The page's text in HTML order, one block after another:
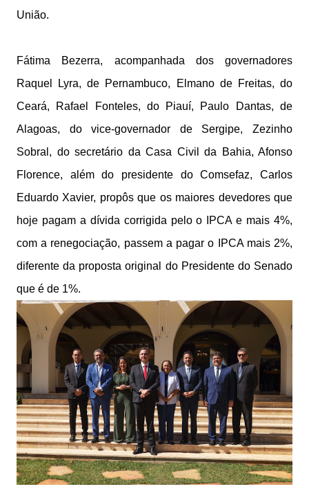
União.
Fátima Bezerra, acompanhada dos governadores
Raquel Lyra, de Pernambuco, Elmano de Freitas, do
Ceará, Rafael Fonteles, do Piauí, Paulo Dantas, de
Alagoas, do vice-governador de Sergipe, Zezinho
Sobral, do secretário da Casa Civil da Bahia, Afonso
Florence, além do presidente do Comsefaz, Carlos
Eduardo Xavier, propôs que os maiores devedores que
hoje pagam a dívida corrigida pelo o IPCA e mais 4%,
com a renegociação, passem a pagar o IPCA mais 2%,
diferente da proposta original do Presidente do Senado
que é de 1%.